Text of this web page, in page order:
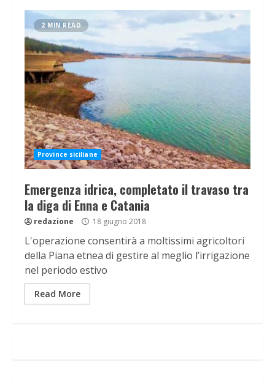
2 MIN READ
Province siciliane
Emergenza idrica, completato il travaso tra
la diga di Enna e Catania
redazione 18 giugno 2018
L'operazione consentirà a moltissimi agricoltori
della Piana etnea di gestire al meglio l’irrigazione
nel periodo estivo
Read More